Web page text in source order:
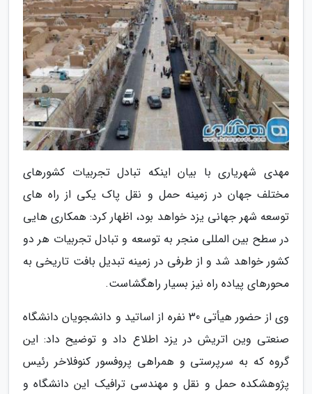
مهدی شهریاری با بیان اینکه تبادل تجربیات کشورهای
مختلف جهان در زمینه حمل و نقل پاک یکی از راه های
توسعه شهر جهانی یزد خواهد بود، اظهار کرد: همکاری هایی
در سطح بین المللی منجر به توسعه و تبادل تجربیات هر دو
کشور خواهد شد و از طرفی در زمینه تبدیل بافت تاریخی به
محورهای پیاده راه نیز بسیار راهگشاست.
وی از حضور هیأتی 30 نفره از اساتید و دانشجویان دانشگاه
صنعتی وین اتریش در یزد اطلاع داد و توضیح داد: این
گروه که به سرپرستی و همراهی پروفسور کنوفلاخر رئیس
پژوهشکده حمل و نقل و مهندسی ترافیک این دانشگاه و